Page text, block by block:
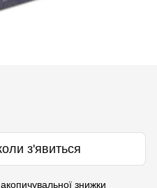
з'явиться
знижки